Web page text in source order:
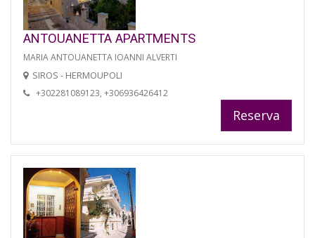
ANTOUANETTA APARTMENTS
MARIA ANTOUANETTA IOANNI ALVERTI
SIROS - HERMOUPOLI
+302281089123, +306936426412
Reserva